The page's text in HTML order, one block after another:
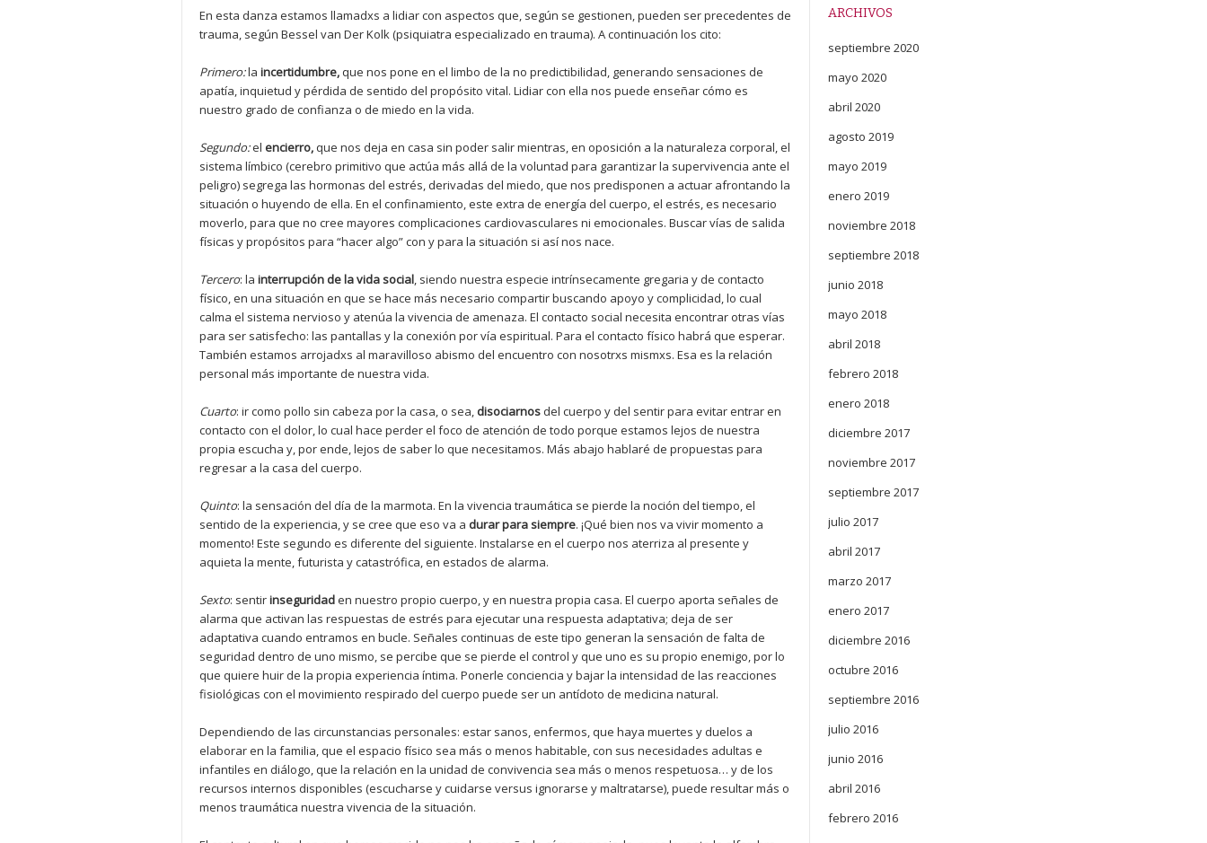
En esta danza estamos llamadxs a lidiar con aspectos que, según se gestionen, pueden ser precedentes de
trauma, según Bessel van Der Kolk (psiquiatra especializado en trauma). A continuación los cito:
Primero:la incertidumbre,que nos pone en el limbo de la no predictibilidad, generando sensaciones de
apatía, inquietud y pérdida de sentido del propósito vital. Lidiar con ella nos puede enseñar cómo es
nuestro grado de confianza o de miedo en la vida.
Segundo:el encierro,que nos deja en casa sin poder salir mientras, en oposición a la naturaleza corporal, el
sistema límbico (cerebro primitivo que actúa más allá de la voluntad para garantizar la supervivencia ante el
peligro) segrega las hormonas del estrés, derivadas del miedo, que nos predisponen a actuar afrontando la
situación o huyendo de ella. En el confinamiento, este extra de energía del cuerpo, el estrés, es necesario
moverlo, para que no cree mayores complicaciones cardiovasculares ni emocionales. Buscar vías de salida
físicas y propósitos para “hacer algo” con y para la situación si así nos nace.
Tercero: la interrupción de lavida social, siendo nuestra especie intrínsecamente gregaria y de contacto
físico, en una situación en que se hace más necesario compartir buscando apoyo y complicidad, lo cual
calma el sistema nervioso y atenúa la vivencia de amenaza. El contacto social necesita encontrar otras vías
para ser satisfecho: las pantallas y la conexión por vía espiritual. Para el contacto físico habrá que esperar.
También estamos arrojadxs al maravilloso abismo del encuentro con nosotrxs mismxs. Esa es la relación
personal más importante de nuestra vida.
Cuarto: ir como pollo sin cabeza por la casa, o sea, disociarnos del cuerpo y del sentir para evitar entrar en
contacto con el dolor, lo cual hace perder el foco de atención de todo porque estamos lejos de nuestra
propia escucha y, por ende, lejos de saber lo que necesitamos. Más abajo hablaré de propuestas para
regresar a la casa del cuerpo.
Quinto: la sensación del día de la marmota. En la vivencia traumática se pierde la noción del tiempo, el
sentido de la experiencia, y se cree que eso va a durar para siempre. ¡Qué bien nos va vivir momento a
momento! Este segundo es diferente del siguiente. Instalarse en el cuerpo nos aterriza al presente y
aquieta la mente, futurista y catastrófica, en estados de alarma.
Sexto: sentirinseguridaden nuestro propio cuerpo, y en nuestra propia casa. El cuerpo aporta señales de
alarma que activan las respuestas de estrés para ejecutar una respuesta adaptativa; deja de ser
adaptativa cuando entramos en bucle. Señales continuas de este tipo generan la sensación de falta de
seguridad dentro de uno mismo, se percibe que se pierde el control y que uno es su propio enemigo, por lo
que quiere huir de la propia experiencia íntima. Ponerle conciencia y bajar la intensidad de las reacciones
fisiológicas con el movimiento respirado del cuerpo puede ser un antídoto de medicina natural.
Dependiendo de las circunstancias personales: estar sanos, enfermos, que haya muertes y duelos a
elaborar en la familia, que el espacio físico sea más o menos habitable, con sus necesidades adultas e
infantiles en diálogo, que la relación en la unidad de convivencia sea más o menos respetuosa… y de los
recursos internos disponibles (escucharse y cuidarse versus ignorarse y maltratarse), puede resultar más o
menos traumática nuestra vivencia de la situación.
ARCHIVOS
septiembre 2020
mayo 2020
abril 2020
agosto 2019
mayo 2019
enero 2019
noviembre 2018
septiembre 2018
junio 2018
mayo 2018
abril 2018
febrero 2018
enero 2018
diciembre 2017
noviembre 2017
septiembre 2017
julio 2017
abril 2017
marzo 2017
enero 2017
diciembre 2016
octubre 2016
septiembre 2016
julio 2016
junio 2016
abril 2016
febrero 2016